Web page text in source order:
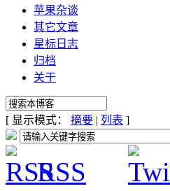
苹果杂谈
其它文章
星标日志
归档
关于
[ 显示模式： 摘要 | 列表 ]
RSS